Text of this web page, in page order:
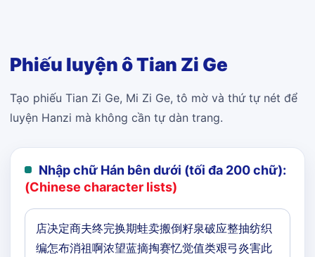
Phiếu luyện ô Tian Zi Ge
Tạo phiếu Tian Zi Ge, Mi Zi Ge, tô mờ và thứ tự nét để
luyện Hanzi mà không cần tự dàn trang.
Nhập chữ Hán bên dưới (tối đa 200 chữ):
(Chinese character lists)